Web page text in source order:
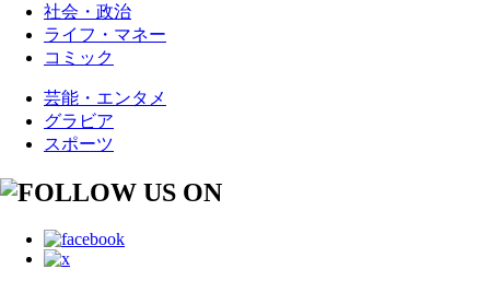
社会・政治
ライフ・マネー
コミック
芸能・エンタメ
グラビア
スポーツ